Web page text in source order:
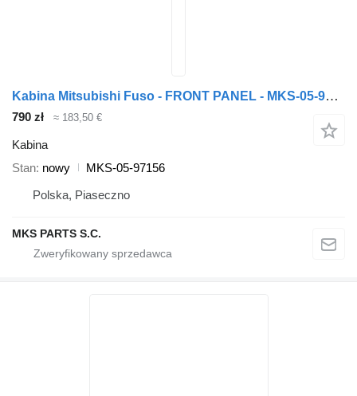
Kabina Mitsubishi Fuso - FRONT PANEL - MKS-05-97156 do ciężarówki Mitsubishi Fuso FUSO CANTER - ŚCIANA CZOŁOWA
790 zł ≈ 183,50 €
Kabina
Stan nowy
MKS-05-97156
Polska, Piaseczno
MKS PARTS S.C.